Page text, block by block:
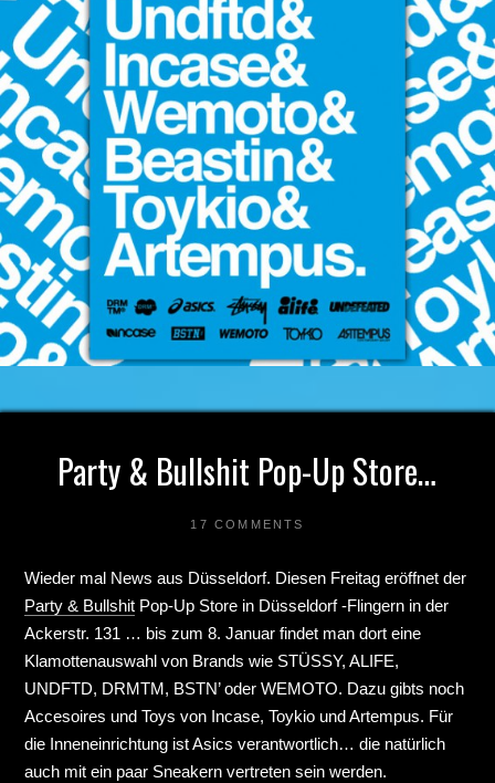
Party & Bullshit Pop-Up Store…
17 COMMENTS
Wieder mal News aus Düsseldorf. Diesen Freitag eröffnet der
Party & Bullshit Pop-Up Store in Düsseldorf -Flingern in der
Ackerstr. 131 … bis zum 8. Januar findet man dort eine
Klamottenauswahl von Brands wie STÜSSY, ALIFE,
UNDFTD, DRMTM, BSTN’ oder WEMOTO. Dazu gibts noch
Accesoires und Toys von Incase, Toykio und Artempus. Für
die Inneneinrichtung ist Asics verantwortlich… die natürlich
auch mit ein paar Sneakern vertreten sein werden.